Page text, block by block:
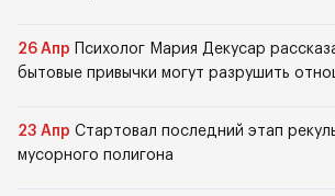
26 Апр
Психолог Мария Декусар
бытовые привычки могут разрушить
23 Апр Стартовал последний этап
мусорного полигона